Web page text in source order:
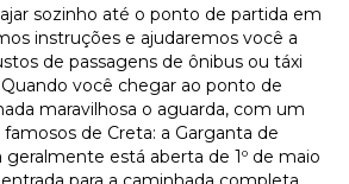
sozinho até o ponto de partida em
instruções e ajudaremos você a
de passagens de ônibus ou táxi
você chegar ao ponto de
maravilhosa o aguarda, com um
de Creta: a Garganta de
geralmente está aberta de 1º de maio